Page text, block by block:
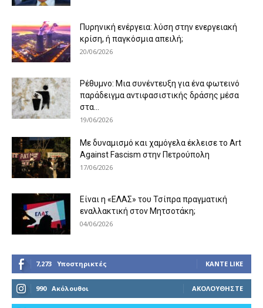
Πυρηνική ενέργεια: λύση στην ενεργειακή
κρίση, ή παγκόσμια απειλή;
20/06/2026
Ρέθυμνο: Μια συνέντευξη για ένα φωτεινό
παράδειγμα αντιφασιστικής δράσης μέσα
στα...
19/06/2026
Με δυναμισμό και χαμόγελα έκλεισε το Art
Against Fascism στην Πετρούπολη
17/06/2026
Είναι η «ΕΛΑΣ» του Τσίπρα πραγματική
εναλλακτική στον Μητσοτάκη;
04/06/2026
7,273 Υποστηρικτές ΚΆΝΤΕ LIKE
990 Ακόλουθοι ΑΚΟΛΟΥΘΉΣΤΕ